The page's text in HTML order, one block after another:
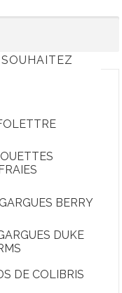
BERRY
DUKE
DE COLIBRIS